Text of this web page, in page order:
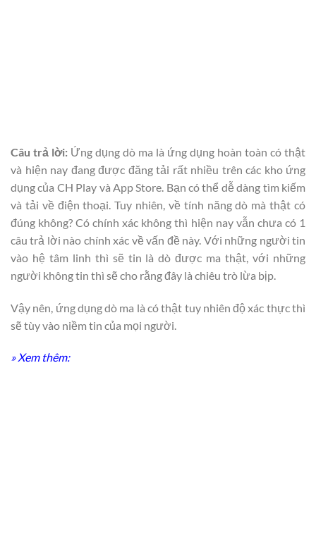
Câu trả lời: Ứng dụng dò ma là ứng dụng hoàn toàn có thật
và hiện nay đang được đăng tải rất nhiều trên các kho ứng
dụng của CH Play và App Store. Bạn có thể dễ dàng tìm kiếm
và tải về điện thoại. Tuy nhiên, về tính năng dò mà thật có
đúng không? Có chính xác không thì hiện nay vẫn chưa có 1
câu trả lời nào chính xác về vấn đề này. Với những người tin
vào hệ tâm linh thì sẽ tin là dò được ma thật, với những
người không tin thì sẽ cho rằng đây là chiêu trò lừa bịp.
Vậy nên, ứng dụng dò ma là có thật tuy nhiên độ xác thực thì
sẽ tùy vào niềm tin của mọi người.
» Xem thêm: